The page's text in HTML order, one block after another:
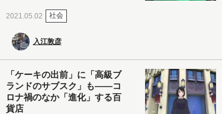
2021.05.02 社会
入江敦彦
「ケーキの出前」に「高級ブ
ランドのサブスク」も――コ
ロナ禍のなか「進化」する百
貨店